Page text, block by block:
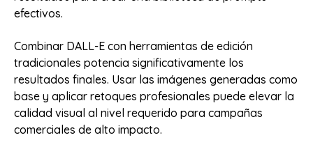
efectivos.
Combinar DALL-E con herramientas de edición
tradicionales potencia significativamente los
resultados finales. Usar las imágenes generadas como
base y aplicar retoques profesionales puede elevar la
calidad visual al nivel requerido para campañas
comerciales de alto impacto.